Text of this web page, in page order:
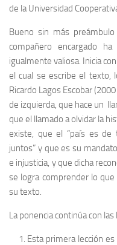
de la Universidad
Bueno sin más
compañero encargado
igualmente valiosa. Inicia
el cual se escribe el texto,
Ricardo Lagos Escobar
de izquierda, que hace un
que el llamado a olvidar la
existe, que el “país es de
juntos” y que es su
e injusticia, y que dicha
se logra comprender lo
su texto.
La ponencia continúa con
Esta primera lección